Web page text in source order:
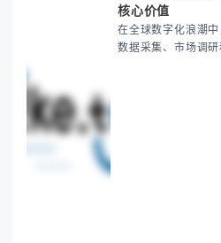
核心价值
在全球数字化浪潮
数据采集、市场调研